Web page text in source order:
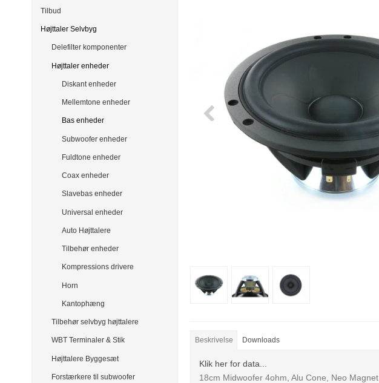
Tilbud
Højttaler Selvbyg
Delefilter komponenter
Højttaler enheder
Diskant enheder
Mellemtone enheder
Bas enheder
Subwoofer enheder
Fuldtone enheder
Coax enheder
Slavebas enheder
Universal enheder
Auto Højttalere
Tilbehør enheder
Kompressions drivere
Horn
Kantophæng
Tilbehør selvbyg højttalere
WBT Terminaler & Stik
Højttalere Byggesæt
Forstærkere til subwoofer
Beskrivelse Downloads
Klik her for data...
18cm Midwoofer 4ohm, Alu Cone, Neo Magnet